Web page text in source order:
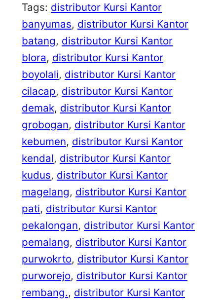
Tags: distributor Kursi Kantor
banyumas, distributor Kursi Kantor
batang, distributor Kursi Kantor
blora, distributor Kursi Kantor
boyolali, distributor Kursi Kantor
cilacap, distributor Kursi Kantor
demak, distributor Kursi Kantor
grobogan, distributor Kursi Kantor
kebumen, distributor Kursi Kantor
kendal, distributor Kursi Kantor
kudus, distributor Kursi Kantor
magelang, distributor Kursi Kantor
pati, distributor Kursi Kantor
pekalongan, distributor Kursi Kantor
pemalang, distributor Kursi Kantor
purwokrto, distributor Kursi Kantor
purworejo, distributor Kursi Kantor
rembang., distributor Kursi Kantor